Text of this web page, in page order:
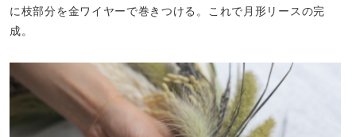
に枝部分を金ワイヤーで巻きつける。これで月形リースの完
成。